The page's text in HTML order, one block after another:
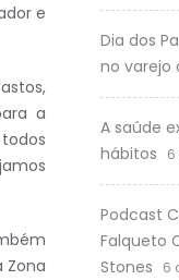
e
a
Zona
Dia dos
no varejo
A saúde
hábitos
Podcast
Falqueto
Stones
6